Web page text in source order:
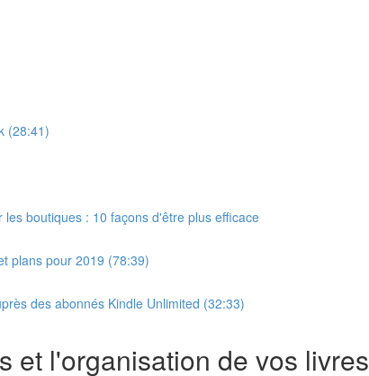
(28:41)
boutiques : 10 façons d'être plus efficace
plans pour 2019 (78:39)
des abonnés Kindle Unlimited (32:33)
et l'organisation de vos livres